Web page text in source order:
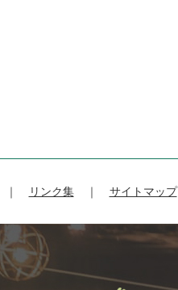
リンク集 サイトマップ